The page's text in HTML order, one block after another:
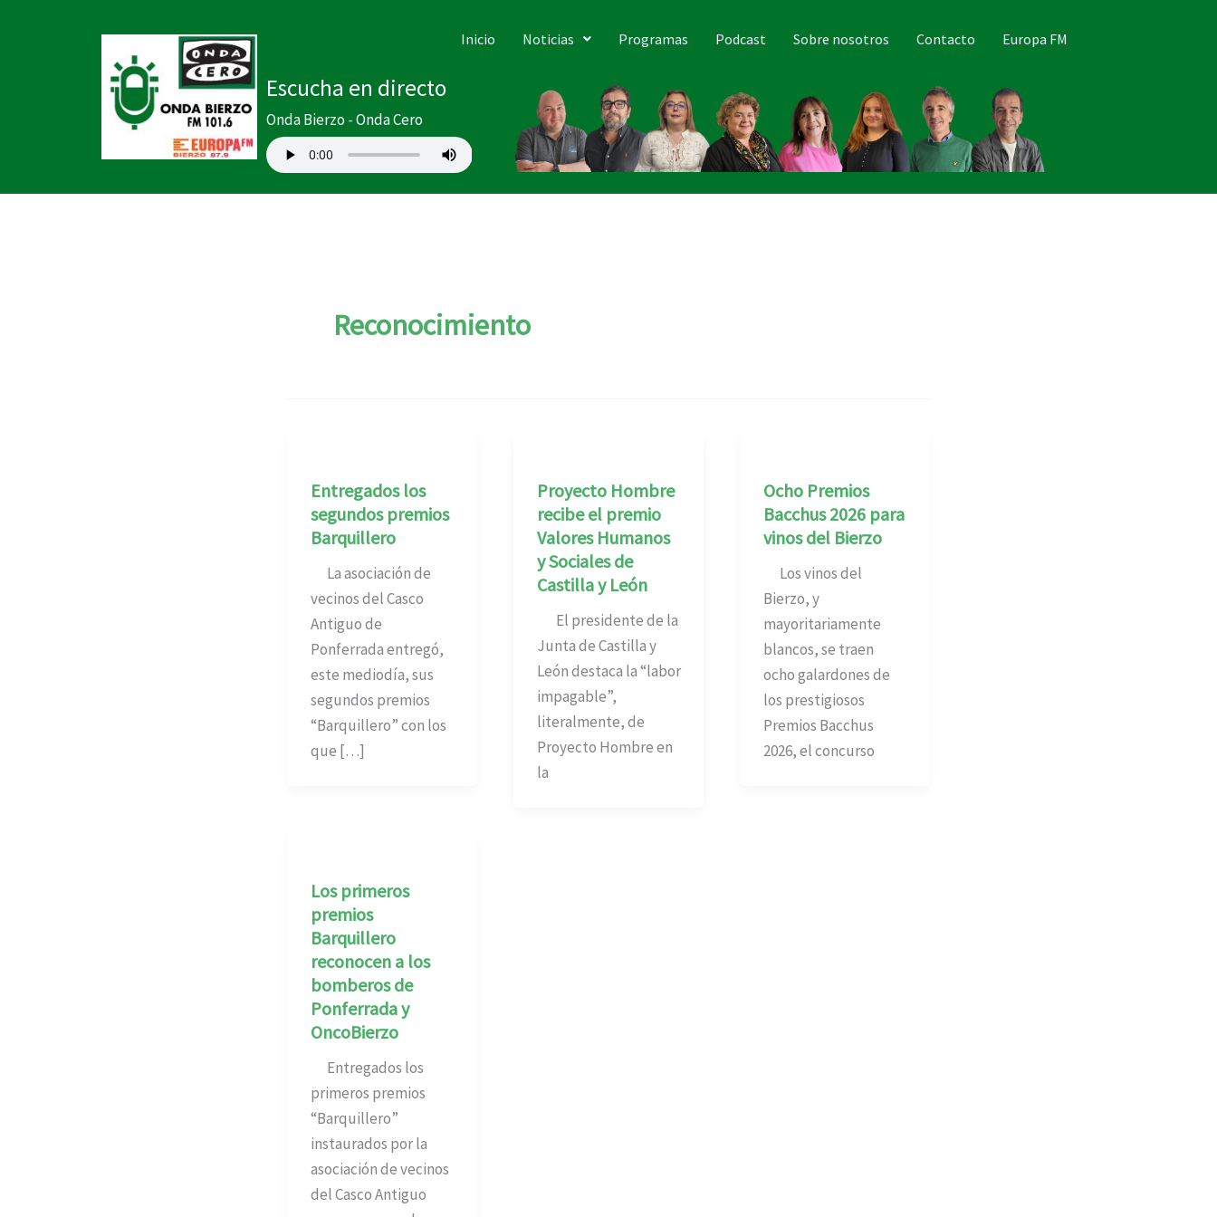
Inicio Noticias Programas Podcast Sobre nosotros Contacto Europa FM
Escucha en directo
Onda Bierzo - Onda Cero
Reconocimiento
Entregados los
segundos premios
Barquillero
La asociación de
vecinos del Casco
Antiguo de
Ponferrada entregó,
este mediodía, sus
segundos premios
“Barquillero” con los
que […]
Proyecto Hombre
recibe el premio
Valores Humanos
y Sociales de
Castilla y León
El presidente de la
Junta de Castilla y
León destaca la “labor
impagable”,
literalmente, de
Proyecto Hombre en
la
Ocho Premios
Bacchus 2026 para
vinos del Bierzo
Los vinos del
Bierzo, y
mayoritariamente
blancos, se traen
ocho galardones de
los prestigiosos
Premios Bacchus
2026, el concurso
Los primeros
premios
Barquillero
reconocen a los
bomberos de
Ponferrada y
OncoBierzo
Entregados los
primeros premios
“Barquillero”
instaurados por la
asociación de vecinos
del Casco Antiguo